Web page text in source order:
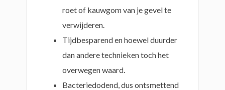
roet of kauwgom van je gevel te
verwijderen.
Tijdbesparend en hoewel duurder
dan andere technieken toch het
overwegen waard.
Bacteriedodend, dus ontsmettend